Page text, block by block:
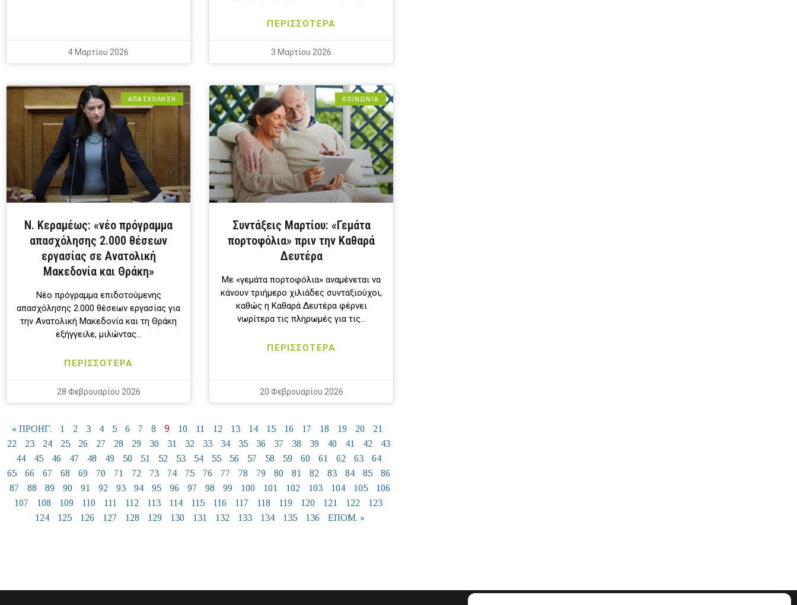
4 Μαρτίου 2026
ΠΕΡΙΣΣΟΤΕΡΑ
3 Μαρτίου 2026
ΑΠΑΣΧΟΛΗΣΗ
Ν. Κεραμέως: «νέο πρόγραμμα
απασχόλησης 2.000 θέσεων
εργασίας σε Ανατολική
Μακεδονία και Θράκη»
Νέο πρόγραμμα επιδοτούμενης
απασχόλησης 2.000 θέσεων εργασίας για
την Ανατολική Μακεδονία και τη Θράκη
εξήγγειλε, μιλώντας…
ΠΕΡΙΣΣΟΤΕΡΑ
28 Φεβρουαρίου 2026
ΚΟΙΝΩΝΙΑ
Συντάξεις Μαρτίου: «Γεμάτα
πορτοφόλια» πριν την Καθαρά
Δευτέρα
Με «γεμάτα πορτοφόλια» αναμένεται να
κάνουν τριήμερο χιλιάδες συνταξιούχοι,
καθώς η Καθαρά Δευτέρα φέρνει
νωρίτερα τις πληρωμές για τις…
ΠΕΡΙΣΣΟΤΕΡΑ
20 Φεβρουαρίου 2026
« ΠΡΟΗΓ. 1 2 3 4 5 6 7 8 9 10 11 12 13 14 15 16 17 18 19 20
21
22
23 24 25 26 27 28 29 30 31 32 33 34 35 36 37 38 39 40 41 42
43
44
45 46 47 48 49 50 51 52 53 54 55 56 57 58 59 60 61 62 63
64
65
66 67 68 69 70 71 72 73 74 75 76 77 78 79 80 81 82 83 84 85
86
87
88 89 90 91 92 93 94 95 96 97 98 99 100 101 102 103 104 105
106
107
108 109 110 111 112 113 114 115 116 117 118 119 120 121 122
123
124
125 126 127 128 129 130 131 132 133 134 135 136 ΕΠΟΜ. »